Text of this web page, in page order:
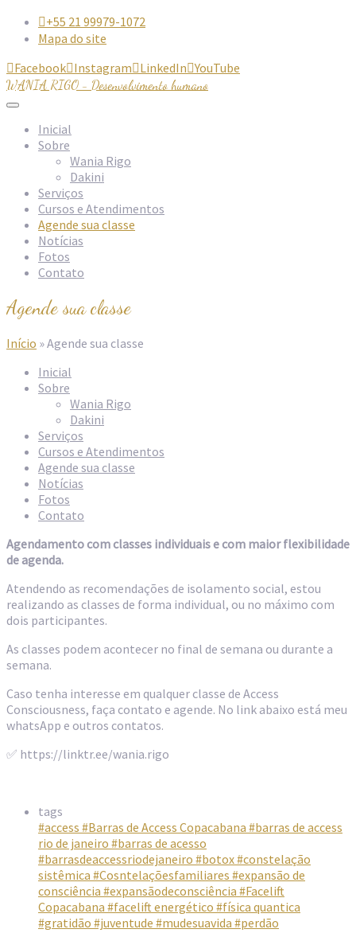
+55 21 99979-1072
Mapa do site
FacebookInstagramLinkedInYouTube
WANIA RIGO - Desenvolvimento humano
Inicial
Sobre
Wania Rigo
Dakini
Serviços
Cursos e Atendimentos
Agende sua classe
Notícias
Fotos
Contato
Agende sua classe
Início »Agende sua classe
Inicial
Sobre
Wania Rigo
Dakini
Serviços
Cursos e Atendimentos
Agende sua classe
Notícias
Fotos
Contato
Agendamento com classes individuais e com maior flexibilidade
de agenda.
Atendendo as recomendações de isolamento social, estou
realizando as classes de forma individual, ou no máximo com
dois participantes.
As classes podem acontecer no final de semana ou durante a
semana.
Caso tenha interesse em qualquer classe de Access
Consciousness, faça contato e agende. No link abaixo está meu
whatsApp e outros contatos.
✅ https://linktr.ee/wania.rigo
tags
#access #Barras de Access Copacabana #barras de access
rio de janeiro #barras de acesso
#barrasdeaccessriodejaneiro #botox#constelação
sistêmica #Cosntelaçõesfamiliares #expansão de
consciência #expansãodeconsciência #Facelift
Copacabana #facelift energético #física quantica
#gratidão #juventude #mudesuavida #perdão